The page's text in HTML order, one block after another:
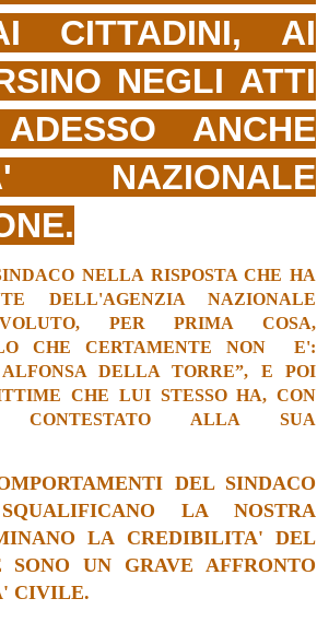
CITTADINI, AI
NEGLI ATTI
ANCHE
NAZIONALE
NELLA RISPOSTA CHE HA
DELL'AGENZIA NAZIONALE
VOLUTO, PER PRIMA COSA,
CHE CERTAMENTE NON E':
DELLA TORRE”, EPOI
CHE LUI STESSO HA, CON
CONTESTATO ALLA SUA
DEL SINDACO
LA NOSTRA
LA CREDIBILITA' DEL
UN GRAVE AFFRONTO
CIVILE.